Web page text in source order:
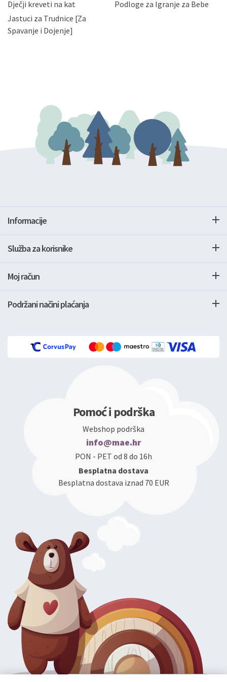
zatražiti prestanak aktivnosti obrade Vaših osobnih
podataka. Opoziv privole možete podnijeti poštom na
gore navedenu adresu ili e-mailom na adresu:
Dječji kreveti na kat
Podloge za Igranje za Bebe
Jastuci za Trudnice [Za
Spavanje i Dojenje]
Informacije
Služba za korisnike
Moj račun
Podržani načini plaćanja
Pomoć i podrška
Webshop podrška
info@mae.hr
PON - PET od 8 do 16h
Besplatna dostava
Besplatna dostava iznad 70 EUR